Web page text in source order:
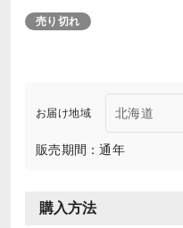
売り切れ
お届け地域
販売期間：通年
購入方法